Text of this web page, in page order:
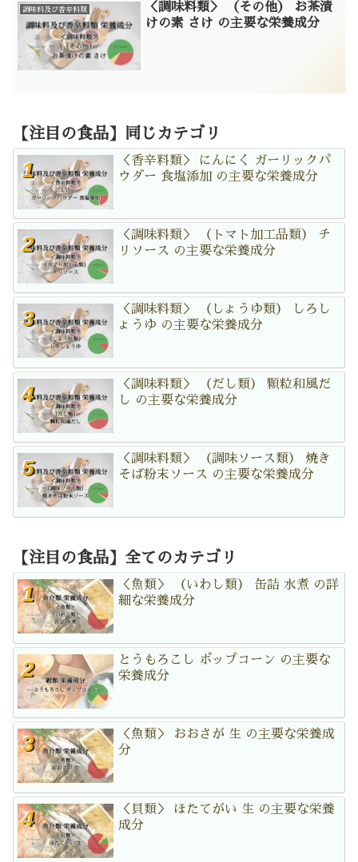
調味料及び香辛料類
＜調味料類＞ （その他） お茶漬
けの素 さけ の主要な栄養成分
【注目の食品】同じカテゴリ
＜香辛料類＞ にんにく ガーリックパ
ウダー 食塩添加 の主要な栄養成分
＜調味料類＞ （トマト加工品類） チ
リソース の主要な栄養成分
＜調味料類＞ （しょうゆ類） しろし
ょうゆ の主要な栄養成分
＜調味料類＞ （だし類） 顆粒和風だ
し の主要な栄養成分
＜調味料類＞ （調味ソース類） 焼き
そば粉末ソース の主要な栄養成分
【注目の食品】全てのカテゴリ
＜魚類＞ （いわし類） 缶詰 水煮 の詳
細な栄養成分
とうもろこし ポップコーン の主要な
栄養成分
＜魚類＞ おおさが 生 の主要な栄養成
分
＜貝類＞ ほたてがい 生 の主要な栄養
成分